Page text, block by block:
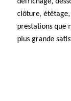
clôture,
prestations que
plus grande